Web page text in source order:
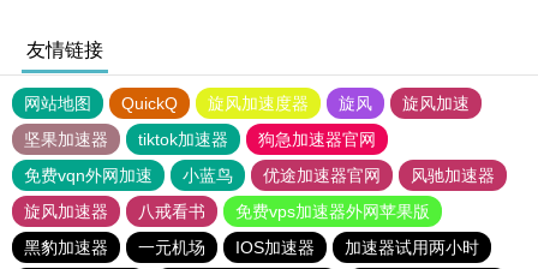
友情链接
网站地图 QuickQ 旋风加速度器 旋风
旋风加速
坚果加速器
tiktok加速器
狗急加速器官网
免费vqn外网加速
小蓝鸟 优途加速器官网
风驰加速器
旋风加速器
八戒看书
免费vps加速器外网苹果版
黑豹加速器
一元机场 IOS加速器
加速器试用两小时